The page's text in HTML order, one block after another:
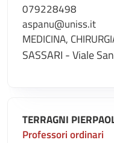
079228498
aspanu@uniss.it
MEDICINA,
SASSARI - Viale
TERRAGNI
Professori ordinari